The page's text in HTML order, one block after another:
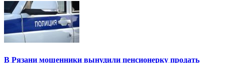
В Рязани мошенники вынудили пенсионерку продать